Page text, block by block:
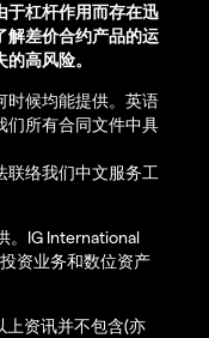
于杠杆作用而存在迅
解差价合约产品的运
高风险。
时候均能提供。英语
们所有合同文件中具
联络我们中文服务工
。IG International
资业务和数位资产
上资讯并不包含(亦